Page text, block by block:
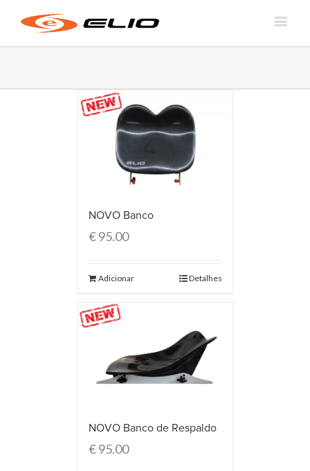
NOVO Banco
€95.00
Adicionar Detalhes
NOVO Banco de Respaldo
€95.00